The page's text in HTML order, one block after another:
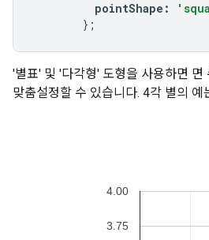
pointShape :
};
'별표' 및 '다각형' 도형을 사용하면 면
맞춤설정할 수 있습니다. 4각 별의 예